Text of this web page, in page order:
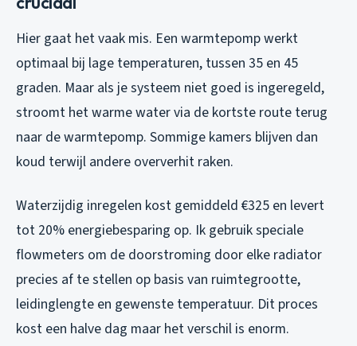
Hier gaat het vaak mis. Een warmtepomp werkt
optimaal bij lage temperaturen, tussen 35 en 45
graden. Maar als je systeem niet goed is ingeregeld,
stroomt het warme water via de kortste route terug
naar de warmtepomp. Sommige kamers blijven dan
koud terwijl andere oververhit raken.
Waterzijdig inregelen kost gemiddeld €325 en levert
tot 20% energiebesparing op. Ik gebruik speciale
flowmeters om de doorstroming door elke radiator
precies af te stellen op basis van ruimtegrootte,
leidinglengte en gewenste temperatuur. Dit proces
kost een halve dag maar het verschil is enorm.